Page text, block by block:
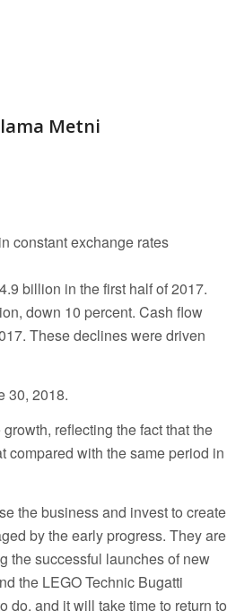
Metni
constant exchange rates
billion in the first half of 2017.
down 10 percent. Cash flow
These declines were driven
30, 2018.
reflecting the fact that the
compared with the same period in
the business and invest to create
by the early progress. They are
the successful launches of new
the LEGO Technic Bugatti
do, and it will take time to return to